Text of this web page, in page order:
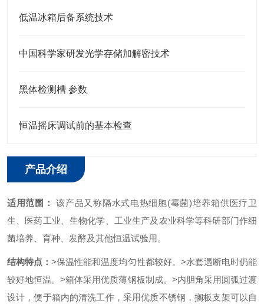
低温冰箱后备系统技术
中国科学家研发光学存储加解密技术
黑体检测槽 参数
恒温摇床调试前的基本检查
产品介绍
适用范围：该产品又称隔水式电热细胞(霉菌)培养箱供医疗卫
生、医药工业、生物化学、工业生产及农业科学等科研部门作细
菌培养、育种、发酵及其他恒温试验用。
结构特点：>保温性能和温度均匀性都较好。 >水套遇断电时仍能
较好地恒温。>箱体采用优质薄钢板制成。 >内胆角采用圆弧过渡
设计，便于箱内的清洗工作，采用优质不锈钢，搁板支架可以自